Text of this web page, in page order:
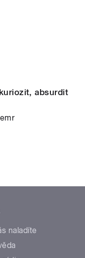
absurdit
naladíte